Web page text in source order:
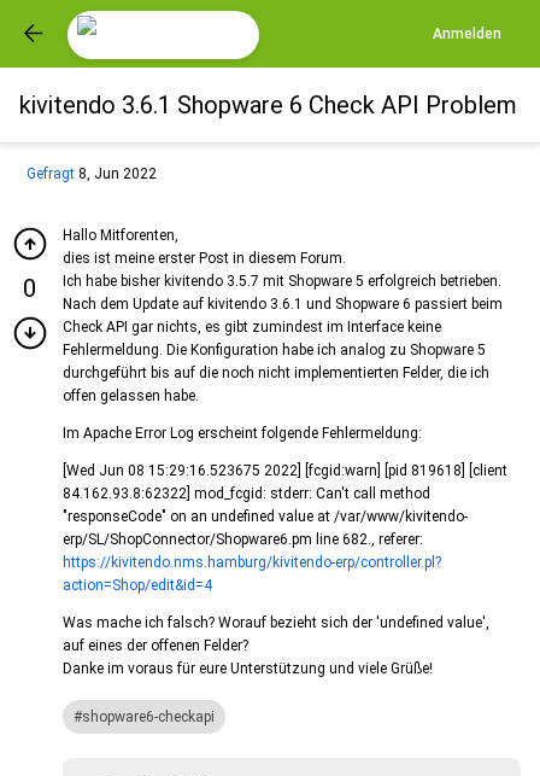
Anmelden
kivitendo 3.6.1 Shopware 6 Check API Problem
Gefragt 8, Jun 2022
0
Hallo Mitforenten,
dies ist meine erster Post in diesem Forum.
Ich habe bisher kivitendo 3.5.7 mit Shopware 5 erfolgreich betrieben.
Nach dem Update auf kivitendo 3.6.1 und Shopware 6 passiert beim
Check API gar nichts, es gibt zumindest im Interface keine
Fehlermeldung. Die Konfiguration habe ich analog zu Shopware 5
durchgeführt bis auf die noch nicht implementierten Felder, die ich
offen gelassen habe.
Im Apache Error Log erscheint folgende Fehlermeldung:
[Wed Jun 08 15:29:16.523675 2022] [fcgid:warn] [pid 819618] [client
84.162.93.8:62322] mod_fcgid: stderr: Can't call method
"responseCode" on an undefined value at /var/www/kivitendo-
erp/SL/ShopConnector/Shopware6.pm line 682., referer:
https://kivitendo.nms.hamburg/kivitendo-erp/controller.pl?
action=Shop/edit&id=4
Was mache ich falsch? Worauf bezieht sich der 'undefined value',
auf eines der offenen Felder?
Danke im voraus für eure Unterstützung und viele Grüße!
shopware6-checkapi